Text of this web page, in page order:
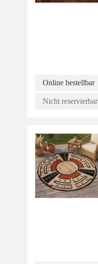
Online bestellbar
Nicht reservierbar